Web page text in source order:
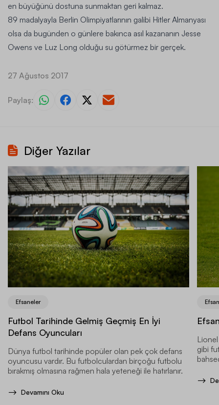
en büyüğünü dostuna sunmaktan geri kalmaz.
89 madalyayla Berlin Olimpiyatlarının galibi Hitler Almanyası
olsa da bugünden o günlere bakınca asıl kazananın Jesse
Owens ve Luz Long olduğu su götürmez bir gerçek.
27 Ağustos 2017
Paylaş:
Diğer Yazılar
Efsaneler
Futbol Tarihinde Gelmiş Geçmiş En İyi
Defans Oyuncuları
Dünya futbol tarihinde popüler olan pek çok defans
oyuncusu vardır. Bu futbolculardan birçoğu futbolu
bırakmış olmasına rağmen hala yeteneği ile hatırlanır.
Devamını Oku
gibi